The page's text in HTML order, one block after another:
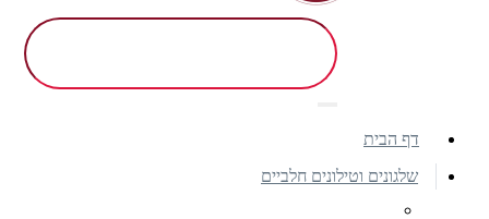
דף הבית
שלגונים וטילונים חלביים